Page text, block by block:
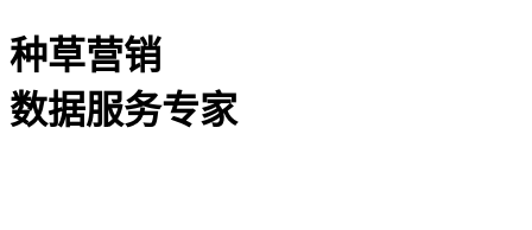
种草营销
数据服务专家